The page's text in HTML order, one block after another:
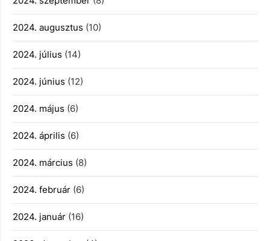
2024. augusztus (10)
2024. július (14)
2024. június (12)
2024. május (6)
2024. április (6)
2024. március (8)
2024. február (6)
2024. január (16)